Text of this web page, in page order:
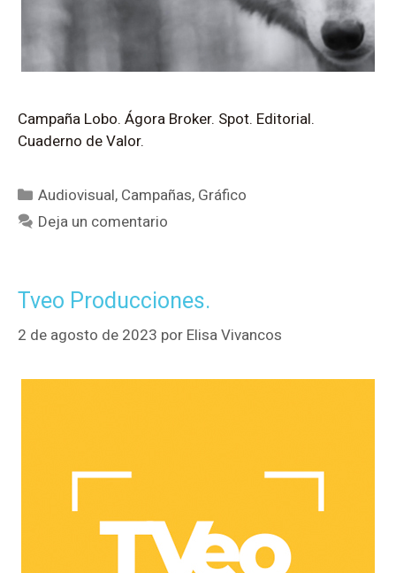
Campaña Lobo. Ágora Broker. Spot. Editorial.
Cuaderno de Valor.
Audiovisual, Campañas, Gráfico
Deja un comentario
Tveo Producciones.
2 de agosto de 2023 por Elisa Vivancos